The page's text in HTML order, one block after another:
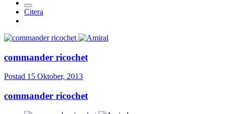
Citera
commander ricochet
Postad 15 Oktober, 2013
commander ricochet